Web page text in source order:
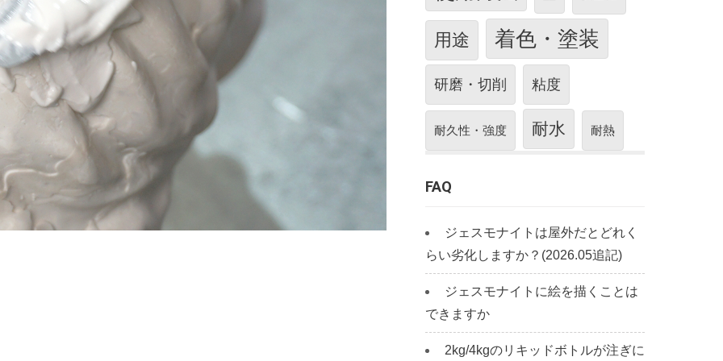
用途 着色・塗装
研磨・切削 粘度
耐久性・強度 耐水 耐熱
FAQ
ジェスモナイトは屋外だとどれく
らい劣化しますか？(2026.05追記)
ジェスモナイトに絵を描くことは
できますか
2kg/4kgのリキッドボトルが注ぎに